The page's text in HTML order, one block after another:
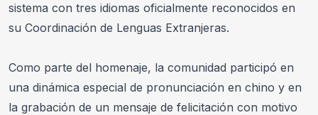
sistema con tres idiomas oficialmente reconocidos en
su Coordinación de Lenguas Extranjeras.
Como parte del homenaje, la comunidad participó en
una dinámica especial de pronunciación en chino y en
la grabación de un mensaje de felicitación con motivo